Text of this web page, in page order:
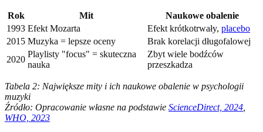
Rok Mit
Naukowe obalenie
1993 Efekt Mozarta Efekt krótkotrwały, placebo
2015 Muzyka = lepsze oceny
Brak korelacji długofalowej
2020
Playlisty "focus" = skuteczna
nauka
Zbyt wiele bodźców
przeszkadza
Tabela 2: Największe mity i ich naukowe obalenie w psychologii
muzyki
Źródło: Opracowanie własne na podstawie ScienceDirect, 2024
WHO, 2023